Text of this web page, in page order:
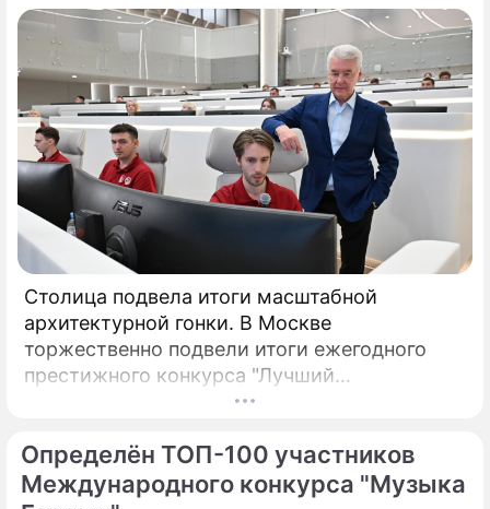
Столица подвела итоги масштабной
архитектурной гонки. В Москве
торжественно подвели итоги ежегодного
престижного конкурса "Лучший
реализованный проект в области
Определён ТОП-100 участников
Международного конкурса "Музыка